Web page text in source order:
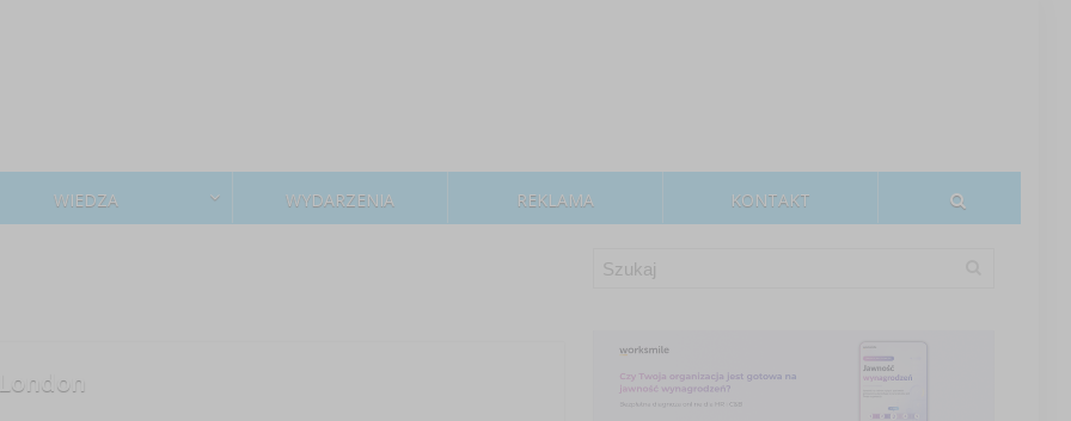
WIEDZA WYDARZENIA REKLAMA KONTAKT